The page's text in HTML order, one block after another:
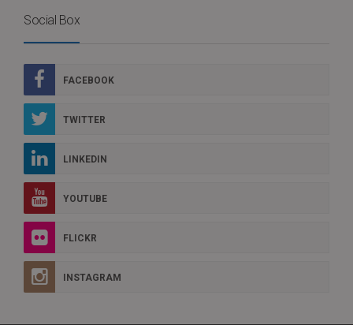
Social Box
FACEBOOK
TWITTER
LINKEDIN
YOUTUBE
FLICKR
INSTAGRAM